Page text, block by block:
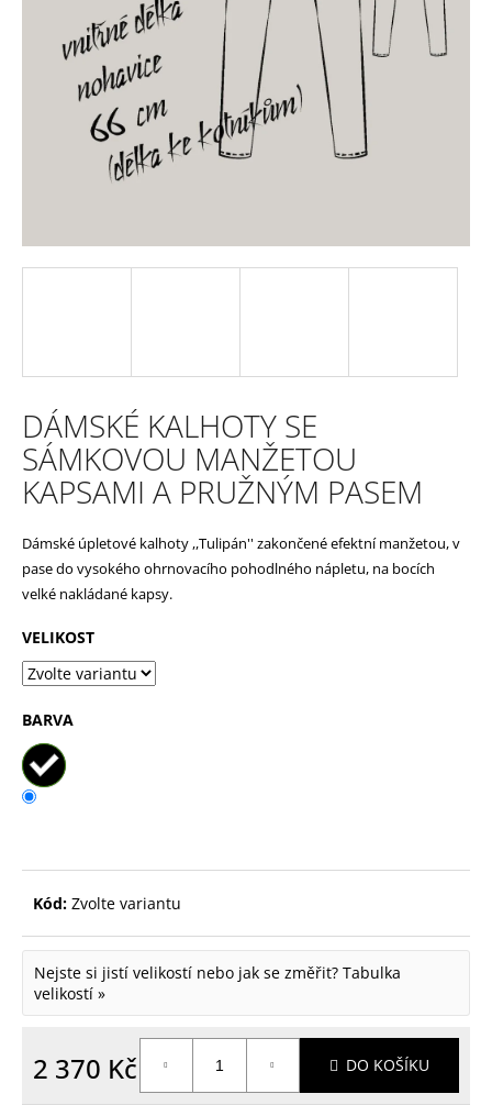
DÁMSKÉ KALHOTY SE
SÁMKOVOU MANŽETOU
KAPSAMI A PRUŽNÝM PASEM
Dámské úpletové kalhoty ,,Tulipán'' zakončené efektní manžetou, v
pase do vysokého ohrnovacího pohodlného nápletu, na bocích
velké nakládané kapsy.
VELIKOST
BARVA
Kód: Zvolte variantu
Nejste si jistí velikostí nebo jak se změřit? Tabulka
velikostí »
2 370 Kč DO KOŠÍKU
D
o
o
r
u
č
u
j
e
m